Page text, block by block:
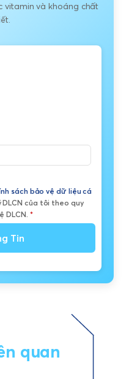
vitamin và khoáng chất
sách bảo vệ dữ liệu cá
của tôi theo quy
DLCN. *
Tin
quan